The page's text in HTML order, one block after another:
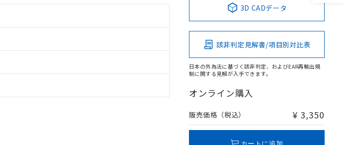
3D CADデータ
該非判定見解書/項目別対比表
日本の外為法に基づく該非判定、およびEAR再輸出規
制に関する見解が入手できます。
オンライン購入
販売価格（税込） ¥ 3,350
カートに追加